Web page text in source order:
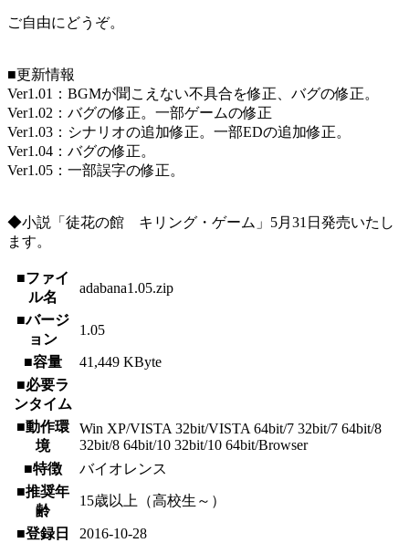
ご自由にどうぞ。
■更新情報
Ver1.01：BGMが聞こえない不具合を修正、バグの修正。
Ver1.02：バグの修正。一部ゲームの修正
Ver1.03：シナリオの追加修正。一部EDの追加修正。
Ver1.04：バグの修正。
Ver1.05：一部誤字の修正。
◆小説「徒花の館 キリング・ゲーム」5月31日発売いたし
ます。
■ファイ
ル名
adabana1.05.zip
■バージ
ョン
1.05
■容量
41,449 KByte
■必要ラ
ンタイム
■動作環
境
Win XP/VISTA 32bit/VISTA 64bit/7 32bit/7 64bit/8
32bit/8 64bit/10 32bit/10 64bit/Browser
■特徴
バイオレンス
■推奨年
齢
15歳以上（高校生～）
■登録日
2016-10-28